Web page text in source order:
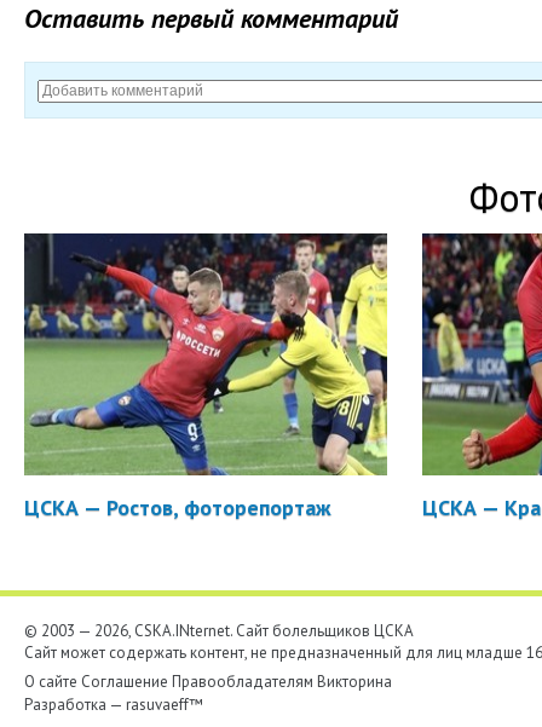
Оставить первый комментарий
ЦСКА — Ростов, фоторепортаж ЦСКА —
© 2003 — 2026, CSKA.INternet. Cайт болельщиков ЦСКА
Сайт может содержать контент, не предназначенный для лиц младше
О сайте Соглашение Правообладателям Викторина
Разработка — rasuvaeff™